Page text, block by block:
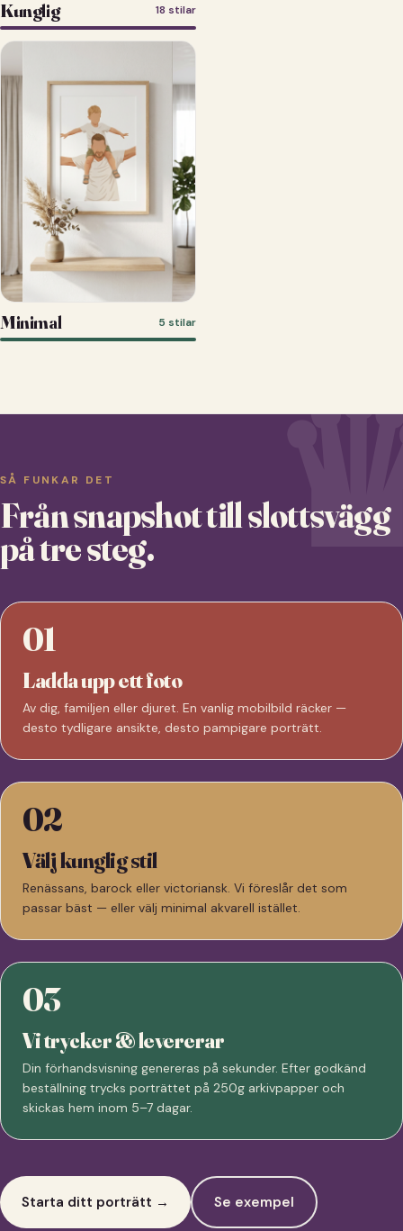
Kunglig 18 stilar
Minimal 5 stilar
SÅ FUNKAR DET
Från snapshot till slottsvägg
på tre steg.
01
Ladda upp ett foto
Av dig, familjen eller djuret. En vanlig mobilbild räcker —
desto tydligare ansikte, desto pampigare porträtt.
02
Välj kunglig stil
Renässans, barock eller victoriansk. Vi föreslår det som
passar bäst — eller välj minimal akvarell istället.
03
Vi trycker & levererar
Din förhandsvisning genereras på sekunder. Efter godkänd
beställning trycks porträttet på 250g arkivpapper och
skickas hem inom 5–7 dagar.
Starta ditt porträtt → Se exempel